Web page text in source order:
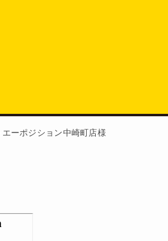
エーポジション中崎町店様